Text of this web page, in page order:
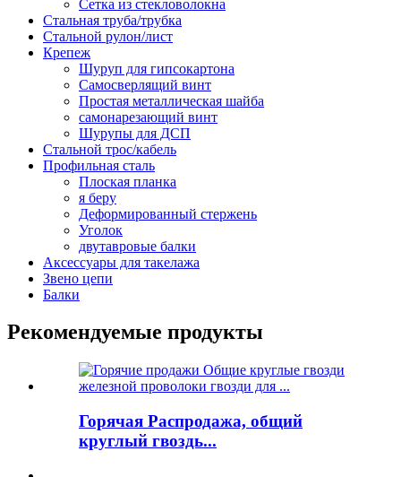
Сетка из стекловолокна
Стальная труба/трубка
Стальной рулон/лист
Крепеж
Шуруп для гипсокартона
Самосверлящий винт
Простая металлическая шайба
самонарезающий винт
Шурупы для ДСП
Стальной трос/кабель
Профильная сталь
Плоская планка
я беру
Деформированный стержень
Уголок
двутавровые балки
Аксессуары для такелажа
Звено цепи
Балки
Рекомендуемые продукты
Горячая Распродажа, общий
круглый гвоздь...